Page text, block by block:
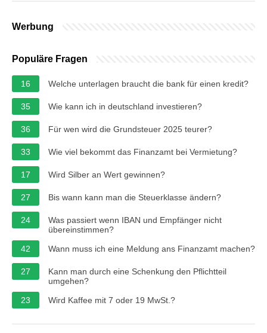
Werbung
Populäre Fragen
16 Welche unterlagen braucht die bank für einen kredit?
35 Wie kann ich in deutschland investieren?
36 Für wen wird die Grundsteuer 2025 teurer?
33 Wie viel bekommt das Finanzamt bei Vermietung?
17 Wird Silber an Wert gewinnen?
27 Bis wann kann man die Steuerklasse ändern?
24
Was passiert wenn IBAN und Empfänger nicht
übereinstimmen?
42
Wann muss ich eine Meldung ans Finanzamt machen?
27
Kann man durch eine Schenkung den Pflichtteil
umgehen?
23
Wird Kaffee mit 7 oder 19 MwSt.?